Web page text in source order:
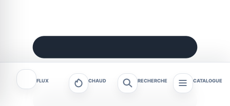
FLUX CHAUD RECHERCHE CATALOGUE